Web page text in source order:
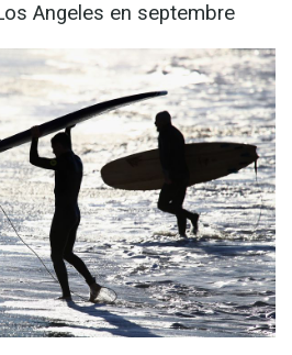
Angeles en septembre